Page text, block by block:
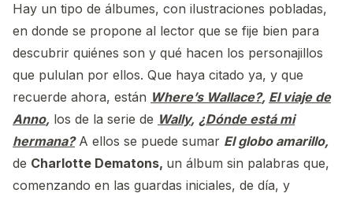
Hay un tipo de álbumes, con ilustraciones pobladas,
en donde se propone al lector que se fije bien para
descubrir quiénes son y qué hacen los personajillos
que pululan por ellos. Que haya citado ya, y que
recuerde ahora, están Where’s Wallace?, El viaje de
Anno, los de la serie de Wally, ¿Dónde está mi
hermana?A ellos se puede sumar El globo amarillo,
de Charlotte Dematons, un álbum sin palabras que,
comenzando en las guardas iniciales, de día, y